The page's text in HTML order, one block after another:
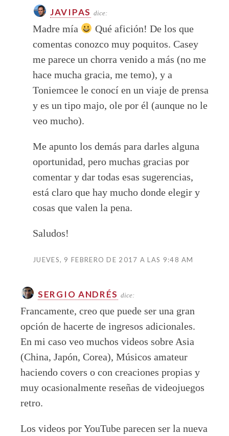
JAVIPAS dice:
Madre mía
Qué afición! De los que
comentas conozco muy poquitos. Casey
me parece un chorra venido a más (no me
hace mucha gracia, me temo), y a
Toniemcee le conocí en un viaje de prensa
y es un tipo majo, ole por él (aunque no le
veo mucho).
Me apunto los demás para darles alguna
oportunidad, pero muchas gracias por
comentar y dar todas esas sugerencias,
está claro que hay mucho donde elegir y
cosas que valen la pena.
Saludos!
JUEVES, 9 FEBRERO DE 2017 A LAS 9:48 AM
SERGIO ANDRÉS dice:
Francamente, creo que puede ser una gran
opción de hacerte de ingresos adicionales.
En mi caso veo muchos videos sobre Asia
(China, Japón, Corea), Músicos amateur
haciendo covers o con creaciones propias y
muy ocasionalmente reseñas de videojuegos
retro.
Los videos por YouTube parecen ser la nueva